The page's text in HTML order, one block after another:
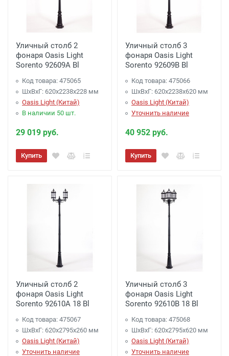
Уличный столб 2
фонаря Oasis Light
Sorento 92609A Bl
Код товара: 475065
ШхВхГ: 620х2238х228 мм
Oasis Light (Китай)
В наличии 50 шт.
29 019 руб.
Купить
Уличный столб 3
фонаря Oasis Light
Sorento 92609B Bl
Код товара: 475066
ШхВхГ: 620х2238х620 мм
Oasis Light (Китай)
Уточнить наличие
40 952 руб.
Купить
Уличный столб 2
фонаря Oasis Light
Sorento 92610A 18 Bl
Код товара: 475067
ШхВхГ: 620х2795х260 мм
Oasis Light (Китай)
Уточнить наличие
Уличный столб 3
фонаря Oasis Light
Sorento 92610B 18 Bl
Код товара: 475068
ШхВхГ: 620х2795х620 мм
Oasis Light (Китай)
Уточнить наличие